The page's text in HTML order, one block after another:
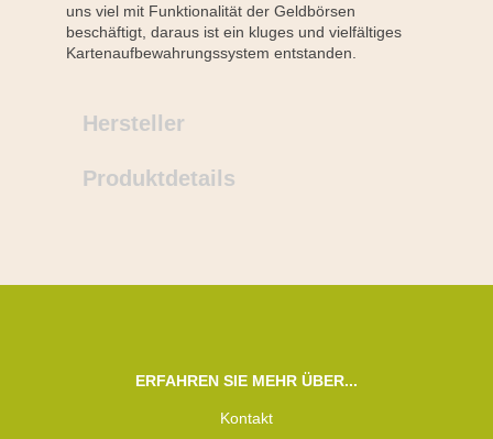
uns viel mit Funktionalität der Geldbörsen
beschäftigt, daraus ist ein kluges und vielfältiges
Kartenaufbewahrungssystem entstanden.
Hersteller
Produktdetails
ERFAHREN SIE MEHR ÜBER...
Kontakt